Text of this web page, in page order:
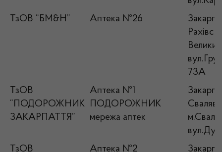
ТзОВ “БМ&Н”
Аптека №26
73А
ТзОВ
“ПОДОРОЖНИК
ЗАКАРПАТТЯ”
Аптека №1
ПОДОРОЖНИК
мережа аптек
ТзОВ
Аптека №2